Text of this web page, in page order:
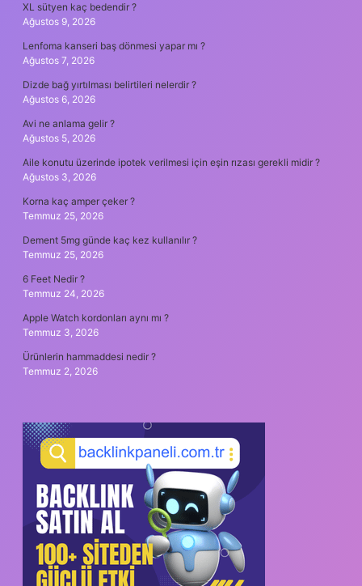
XL sütyen kaç bedendir ?
Ağustos 9, 2026
Lenfoma kanseri baş dönmesi yapar mı ?
Ağustos 7, 2026
Dizde bağ yırtılması belirtileri nelerdir ?
Ağustos 6, 2026
Avi ne anlama gelir ?
Ağustos 5, 2026
Aile konutu üzerinde ipotek verilmesi için eşin rızası gerekli midir ?
Ağustos 3, 2026
Korna kaç amper çeker ?
Temmuz 25, 2026
Dement 5mg günde kaç kez kullanılır ?
Temmuz 25, 2026
6 Feet Nedir ?
Temmuz 24, 2026
Apple Watch kordonları aynı mı ?
Temmuz 3, 2026
Ürünlerin hammaddesi nedir ?
Temmuz 2, 2026